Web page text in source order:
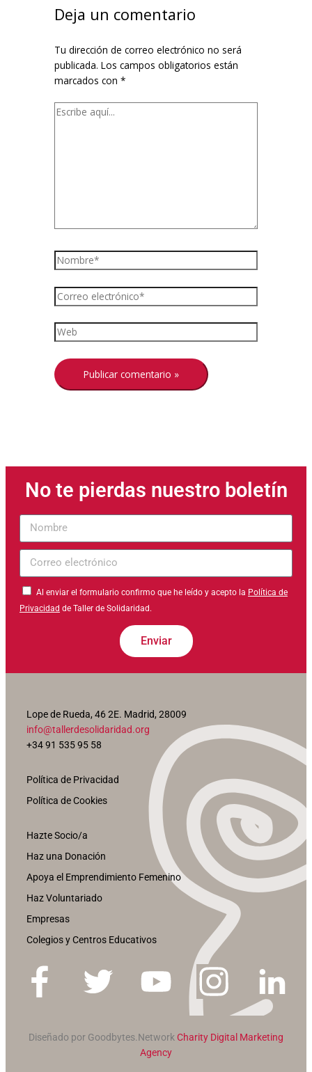
Deja un comentario
Tu dirección de correo electrónico no será
publicada. Los campos obligatorios están
marcados con*
No te pierdas nuestro boletín
Nombre
Correo
Al enviar el formulario confirmo que he leído y acepto la Política de
Privacidad de Taller de Solidaridad.
Enviar
Lope de Rueda, 46 2E. Madrid, 28009
info@tallerdesolidaridad.org
+34 91 535 95 58
Política de Privacidad
Política de Cookies
Hazte Socio/a
Haz una Donación
Apoya el Emprendimiento Femenino
Haz Voluntariado
Empresas
Colegios y Centros Educativos
Diseñado por Goodbytes.NetworkCharity Digital Marketing
Agency